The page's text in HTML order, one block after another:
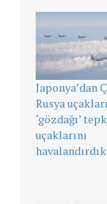
Japonya’dan
Rusya
‘gözdağı’
uçaklarını